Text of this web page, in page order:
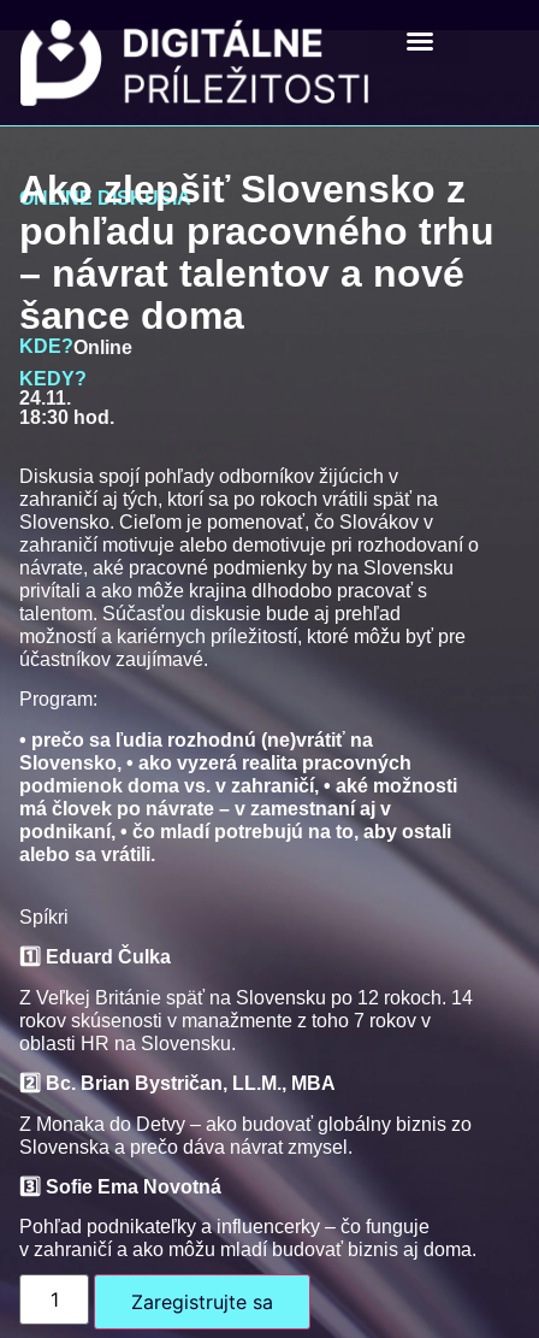
ONLINE DISKUSIA
Ako zlepšiť Slovensko z
pohľadu pracovného trhu
– návrat talentov a nové
šance doma
KDE?Online
KEDY?
24.11.
18:30 hod.
Diskusia spojí pohľady odborníkov žijúcich v
zahraničí aj tých, ktorí sa po rokoch vrátili späť na
Slovensko. Cieľom je pomenovať, čo Slovákov v
zahraničí motivuje alebo demotivuje pri rozhodovaní o
návrate, aké pracovné podmienky by na Slovensku
privítali a ako môže krajina dlhodobo pracovať s
talentom. Súčasťou diskusie bude aj prehľad
možností a kariérnych príležitostí, ktoré môžu byť pre
účastníkov zaujímavé.
Program:
• prečo sa ľudia rozhodnú (ne)vrátiť na
Slovensko, • ako vyzerá realita pracovných
podmienok doma vs. v zahraničí, • aké možnosti
má človek po návrate – v zamestnaní aj v
podnikaní, • čo mladí potrebujú na to, aby ostali
alebo sa vrátili.
Spíkri
1️
⃣ Eduard Čulka
Z Veľkej Británie späť na Slovensku po 12 rokoch. 14
rokov skúsenosti v manažmente z toho 7 rokov v
oblasti HR na Slovensku.
2️ ⃣ Bc. Brian Bystričan, LL.M., MBA
Z Monaka do Detvy – ako budovať globálny biznis zo
Slovenska a prečo dáva návrat zmysel.
3️ ⃣ Sofie Ema Novotná
Pohľad podnikateľky a influencerky – čo funguje
v zahraničí a ako môžu mladí budovať biznis aj doma.
Zaregistrujte sa